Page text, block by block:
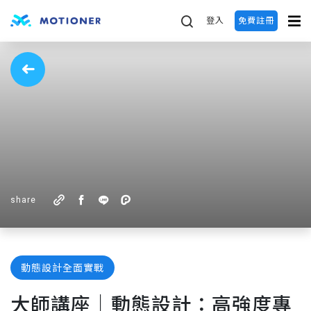
登入 免費註冊
share
動態設計全面實戰
大師講座｜動態設計：高強度專